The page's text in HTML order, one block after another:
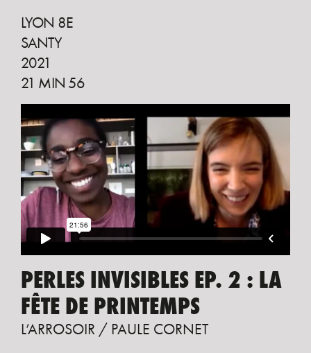
LYON 8E
SANTY
2021
21 MIN 56
PERLES INVISIBLES EP. 2 : LA
FÊTE DE PRINTEMPS
L’ARROSOIR / PAULE CORNET